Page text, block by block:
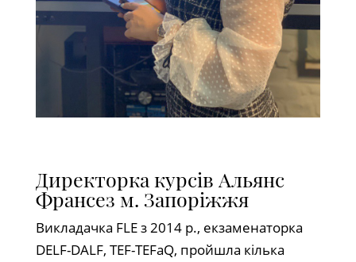
Директорка курсів Альянс
Франсез м. Запоріжжя
Викладачка FLE з 2014 р., екзаменаторка
DELF-DALF, TEF-TEFaQ, пройшла кілька